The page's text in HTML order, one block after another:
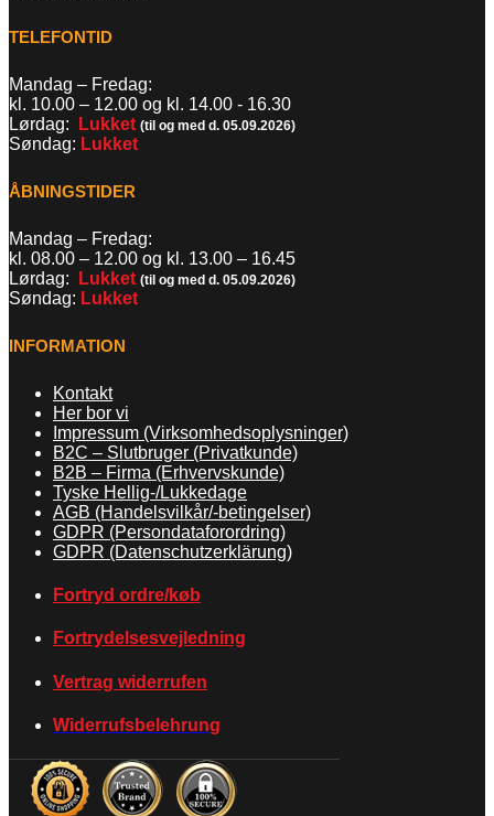
TELEFONTID
Mandag – Fredag:
kl. 10.00 – 12.00 og kl. 14.00 - 16.30
Lørdag:
Lukket (til og med d. 05.09.2026)
Søndag: Lukket
ÅBNINGSTIDER
Mandag – Fredag:
kl. 08.00 – 12.00 og kl. 13.00 – 16.45
Lørdag:
Lukket (til og med d. 05.09.2026)
Søndag: Lukket
INFORMATION
Kontakt
Her bor vi
Impressum (Virksomhedsoplysninger)
B2C – Slutbruger (Privatkunde)
B2B – Firma (Erhvervskunde)
Tyske Hellig-/Lukkedage
AGB (Handelsvilkår/-betingelser)
GDPR (Persondataforordring)
GDPR (Datenschutzerklärung)
Fortryd ordre/køb
Fortrydelsesvejledning
Vertrag widerrufen
Widerrufsbelehrung